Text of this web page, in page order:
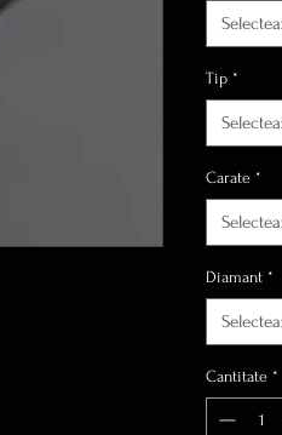
Tip *
Carate *
Diamant *
Cantitate *